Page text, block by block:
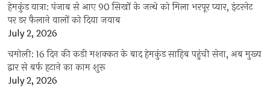
हेमकुंड यात्रा: पंजाब से आए 90 सिखों के जत्थे को मिला भरपूर प्यार, इंटरनेट
पर डर फैलाने वालों को दिया जवाब
July 2, 2026
चमोली: 16 दिन की कड़ी मशक्कत के बाद हेमकुंड साहिब पहुंची सेना, अब मुख्य
द्वार से बर्फ हटाने का काम शुरू
July 2, 2026